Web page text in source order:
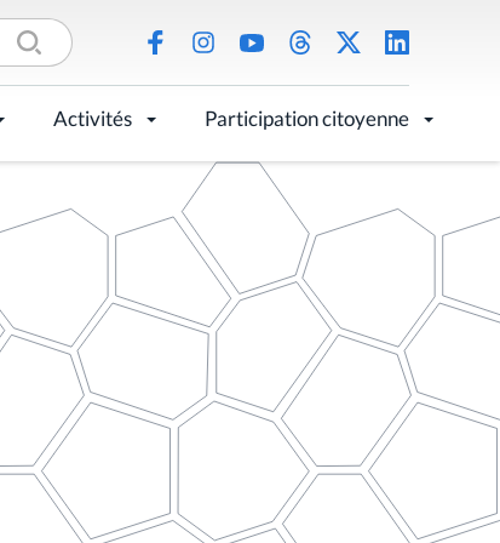
Activités Participation citoyenne